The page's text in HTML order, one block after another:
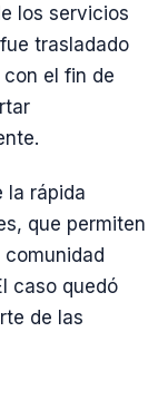
los servicios
trasladado
el fin de
la rápida
que permiten
caso quedó
de las